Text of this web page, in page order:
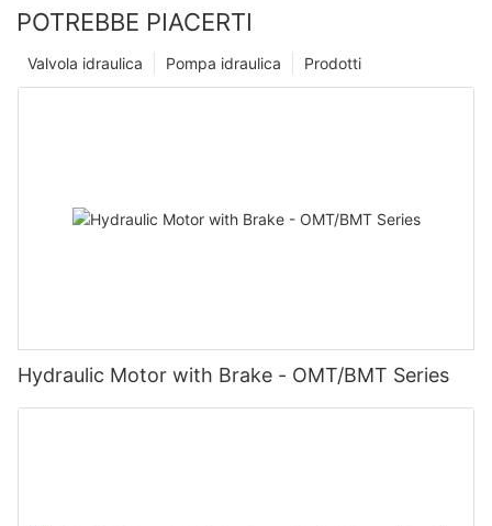
POTREBBE PIACERTI
Prodotti
Pompa idraulica
Valvola idraulica
Hydraulic Motor with Brake - OMT/BMT Series